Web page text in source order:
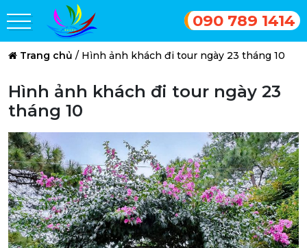
090 789 1414
Trang chủ / Hình ảnh khách đi tour ngày 23 tháng 10
Hình ảnh khách đi tour ngày 23
tháng 10